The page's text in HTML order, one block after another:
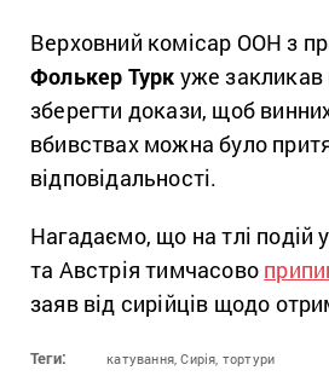
Верховний комісар ООН з
Фолькер Турк уже закликав
зберегти докази, щоб
вбивствах можна було
відповідальності.
Нагадаємо, що на тлі подій
та Австрія тимчасово
заяв від сирійців щодо
Теги: катування, Сирія, тортури